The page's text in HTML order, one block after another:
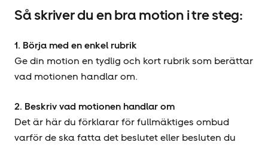
Så skriver du en bra motion i tre steg:
1. Börja med en enkel rubrik
Ge din motion en tydlig och kort rubrik som berättar
vad motionen handlar om.
2. Beskriv vad motionen handlar om
Det är här du förklarar för fullmäktiges ombud
varför de ska fatta det beslutet eller besluten du